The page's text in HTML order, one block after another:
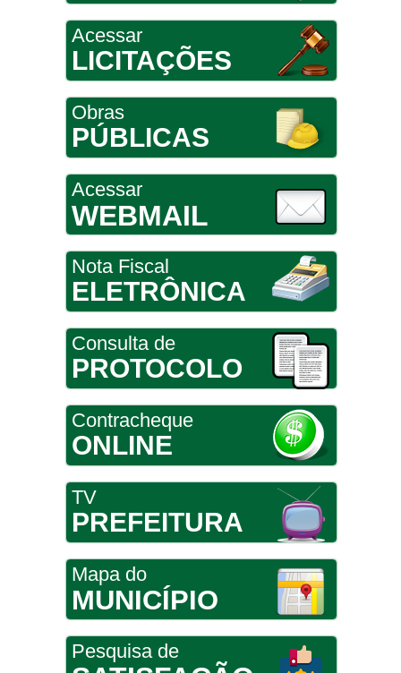
Acessar
LICITAÇÕES
Obras
PÚBLICAS
Acessar
WEBMAIL
Nota Fiscal
ELETRÔNICA
Consulta de
PROTOCOLO
Contracheque
ONLINE
TV
PREFEITURA
Mapa do
MUNICÍPIO
Pesquisa de